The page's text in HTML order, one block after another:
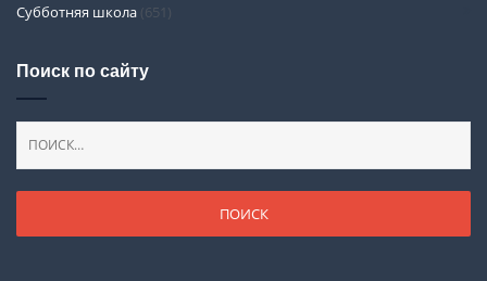
Субботняя школа (651)
Поиск по сайту